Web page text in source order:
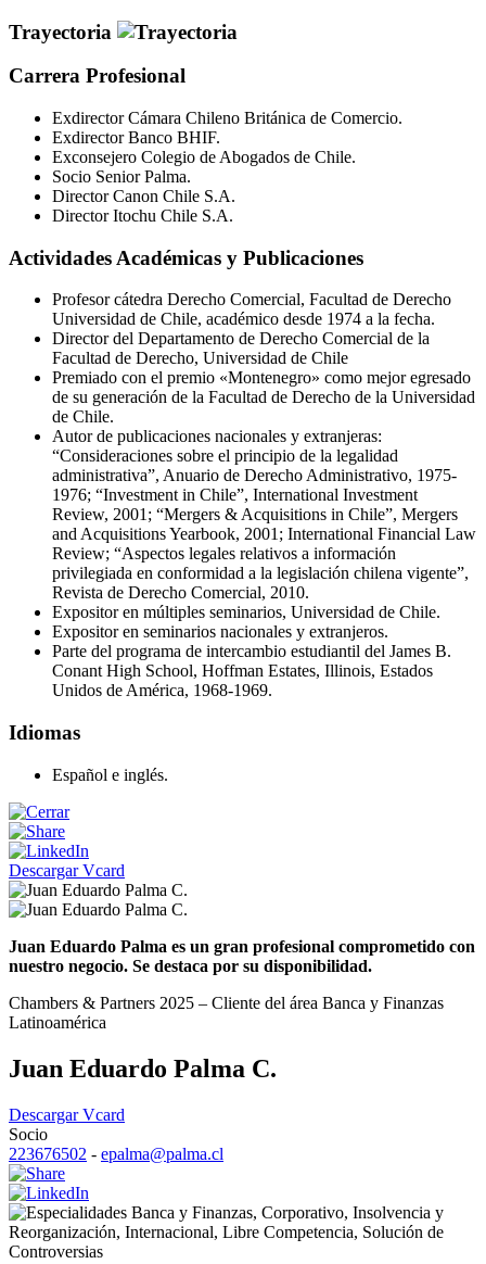
Trayectoria
Carrera Profesional
Exdirector Cámara Chileno Británica de Comercio.
Exdirector Banco BHIF.
Exconsejero Colegio de Abogados de Chile.
Socio Senior Palma.
Director Canon Chile S.A.
Director Itochu Chile S.A.
Actividades Académicas y Publicaciones
Profesor cátedra Derecho Comercial, Facultad de Derecho
Universidad de Chile, académico desde 1974 a la fecha.
Director del Departamento de Derecho Comercial de la
Facultad de Derecho, Universidad de Chile
Premiado con el premio «Montenegro» como mejor egresado
de su generación de la Facultad de Derecho de la Universidad
de Chile.
Autor de publicaciones nacionales y extranjeras:
“Consideraciones sobre el principio de la legalidad
administrativa”, Anuario de Derecho Administrativo, 1975-
1976; “Investment in Chile”, International Investment
Review, 2001; “Mergers & Acquisitions in Chile”, Mergers
and Acquisitions Yearbook, 2001; International Financial Law
Review; “Aspectos legales relativos a información
privilegiada en conformidad a la legislación chilena vigente”,
Revista de Derecho Comercial, 2010.
Expositor en múltiples seminarios, Universidad de Chile.
Expositor en seminarios nacionales y extranjeros.
Parte del programa de intercambio estudiantil del James B.
Conant High School, Hoffman Estates, Illinois, Estados
Unidos de América, 1968-1969.
Idiomas
Español e inglés.
Descargar Vcard
Juan Eduardo Palma es un gran profesional comprometido con
nuestro negocio. Se destaca por su disponibilidad.
Chambers & Partners 2025 – Cliente del área Banca y Finanzas
Latinoamérica
Juan Eduardo Palma C.
Descargar Vcard
Socio
223676502 - epalma@palma.cl
Banca y Finanzas, Corporativo, Insolvencia y
Reorganización, Internacional, Libre Competencia, Solución de
Controversias